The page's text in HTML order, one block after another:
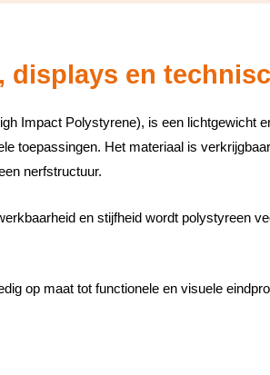
en
Impact Polystyrene), is een lichtgewicht
toepassingen. Het materiaal is
nerfstructuur.
en stijfheid wordt polystyreen
op maat tot functionele en visuele